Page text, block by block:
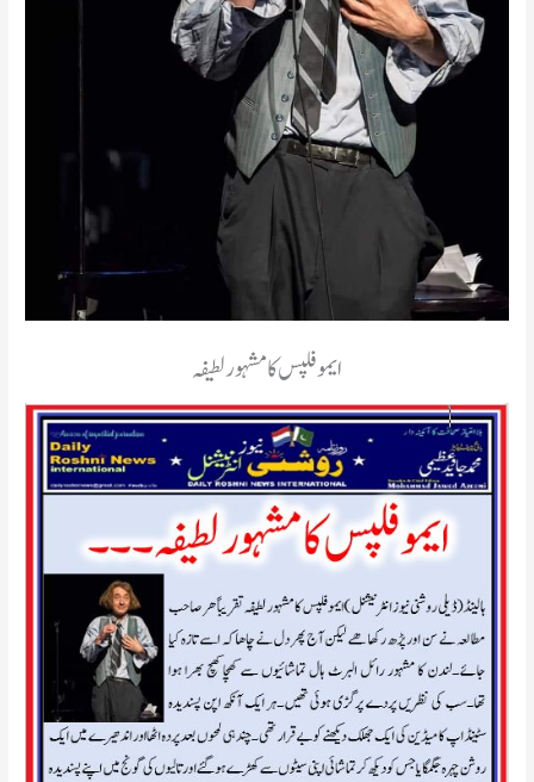
ایموفلپس کا مشہور لطیفہ